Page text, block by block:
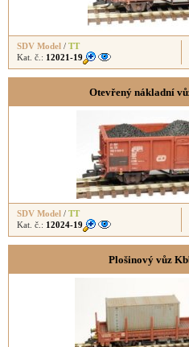
SDV Model / TT
Kat. č.: 12021-19
Otevřený nákladní
SDV Model / TT
Kat. č.: 12024-19
Plošinový vůz